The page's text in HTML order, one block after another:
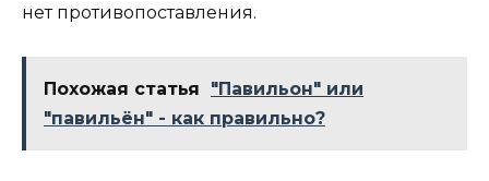
нет противопоставления.
Похожая статья
"Павильон" или
"павильён" - как правильно?